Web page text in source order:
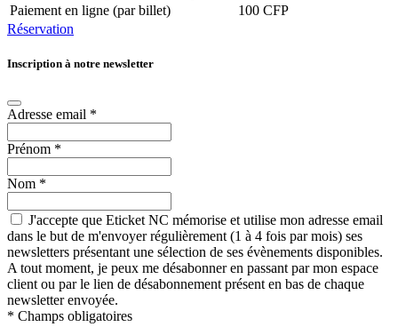
Paiement en ligne (par billet)
100 CFP
Réservation
Inscription à notre newsletter
Adresse email *
Prénom *
Nom *
J'accepte que Eticket NC mémorise et utilise mon adresse email
dans le but de m'envoyer régulièrement (1 à 4 fois par mois) ses
newsletters présentant une sélection de ses évènements disponibles.
A tout moment, je peux me désabonner en passant par mon espace
client ou par le lien de désabonnement présent en bas de chaque
newsletter envoyée.
* Champs obligatoires